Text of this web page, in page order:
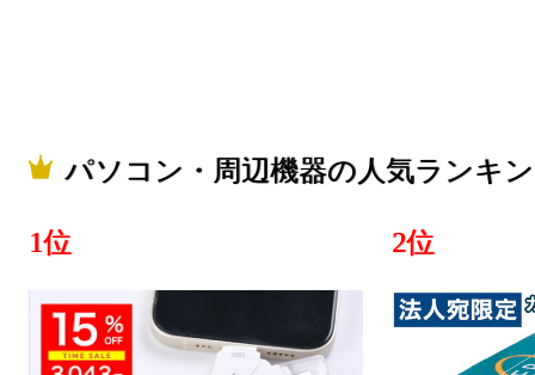
2026/06/15
グ：5位
2026/06/14
パソコン
パソコン・周辺機器の人気ランキ
1位 2位